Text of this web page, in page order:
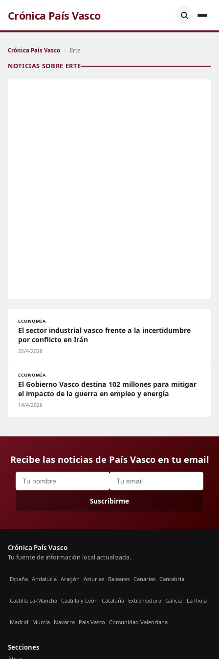
Crónica País Vasco
Crónica País Vasco › Erte
NOTICIAS SOBRE ERTE
ECONOMÍA
El sector industrial vasco frente a la incertidumbre
por conflicto en Irán
22/4/2026
ECONOMÍA
El Gobierno Vasco destina 102 millones para mitigar
el impacto de la guerra en empleo y energía
14/4/2026
Recibe las noticias de País Vasco en tu email
Suscribirme
Crónica País Vasco
Tu fuente de información local actualizada.
España Andalucía Aragón Asturias Baleares Canarias Cantabria
Castilla La-Mancha Castilla y León Cataluña Extremadura Galicia La Rioja
Madrid Murcia Navarra País Vasco Comunidad Valenciana
Secciones